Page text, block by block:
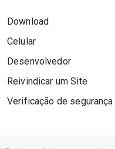
Download
Celular
Desenvolvedor
Reivindicar um Site
Verificação de segurança